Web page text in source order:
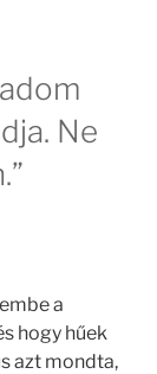
Ne
a
hogy hűek
azt mondta,